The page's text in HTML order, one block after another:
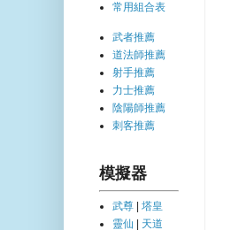
常用組合表
武者推薦
道法師推薦
射手推薦
力士推薦
陰陽師推薦
刺客推薦
模擬器
武尊
塔皇
靈仙
天道